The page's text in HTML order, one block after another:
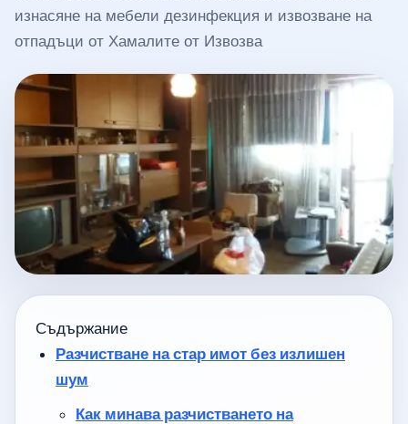
изнасяне на мебели дезинфекция и извозване на
отпадъци от Хамалите от Извозва
Съдържание
Разчистване на стар имот без излишен
шум
Как минава разчистването на